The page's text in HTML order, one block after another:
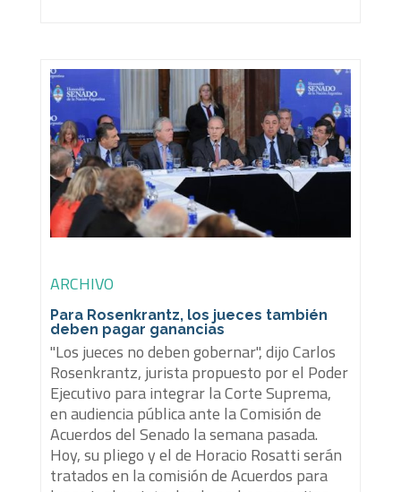
ARCHIVO
Para Rosenkrantz, los jueces también
deben pagar ganancias
"Los jueces no deben gobernar", dijo Carlos
Rosenkrantz, jurista propuesto por el Poder
Ejecutivo para integrar la Corte Suprema,
en audiencia pública ante la Comisión de
Acuerdos del Senado la semana pasada.
Hoy, su pliego y el de Horacio Rosatti serán
tratados en la comisión de Acuerdos para